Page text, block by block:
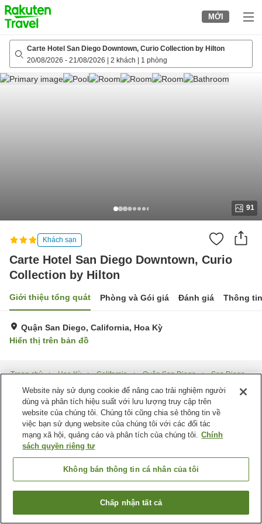
to
top
page
MỚI
Carte Hotel San Diego Downtown, Curio Collection by Hilton
20/08/2026 - 21/08/2026 2 khách 1 phòng
91
Khách sạn
Carte Hotel San Diego Downtown, Curio
Collection by Hilton
Giới thiệu tổng quát Phòng và Gói giá Đánh giá Thông
Quận San Diego, California, Hoa Kỳ
Hiển thị trên bản đồ
Trang chủ Hoa Kỳ California Quận San Diego
San Diego
Carte Hotel San Diego Downtown, Curio Collection by Hilton
Tìm phòng trống
Website này sử dụng cookie để nâng cao trải nghiệm người
dùng và phân tích hiệu suất với lưu lượng truy cập trên
website của chúng tôi. Chúng tôi cũng chia sẻ thông tin về
việc bạn sử dụng website của chúng tôi với các đối tác
mạng xã hội, quảng cáo và phân tích của chúng tôi. Chính
sách quyền riêng tư
Không bán thông tin cá nhân của tôi
Chấp nhận tất cả